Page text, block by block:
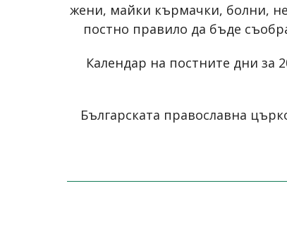
жени, майки кърмачки, болни,
постно правило да бъде
Календар на постните дни за
Българската православна